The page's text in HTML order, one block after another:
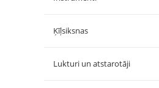
Ķīļsiksnas
Lukturi un atstarotāji